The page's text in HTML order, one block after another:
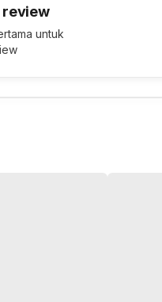
review
untuk